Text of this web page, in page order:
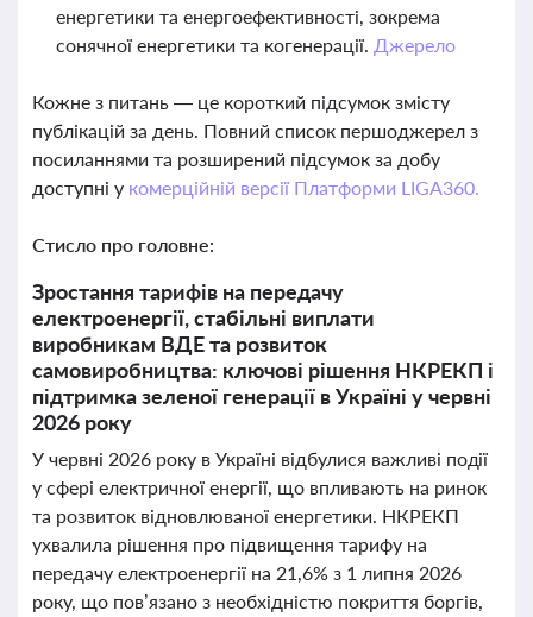
енергетики та енергоефективності, зокрема
сонячної енергетики та когенерації. Джерело
Кожне з питань — це короткий підсумок змісту
публікацій за день. Повний список першоджерел з
посиланнями та розширений підсумок за добу
доступні у комерційній версії Платформи LIGA360.
Стисло про головне:
Зростання тарифів на передачу
електроенергії, стабільні виплати
виробникам ВДЕ та розвиток
самовиробництва: ключові рішення НКРЕКП і
підтримка зеленої генерації в Україні у червні
2026 року
У червні 2026 року в Україні відбулися важливі події
у сфері електричної енергії, що впливають на ринок
та розвиток відновлюваної енергетики. НКРЕКП
ухвалила рішення про підвищення тарифу на
передачу електроенергії на 21,6% з 1 липня 2026
року, що пов’язано з необхідністю покриття боргів,